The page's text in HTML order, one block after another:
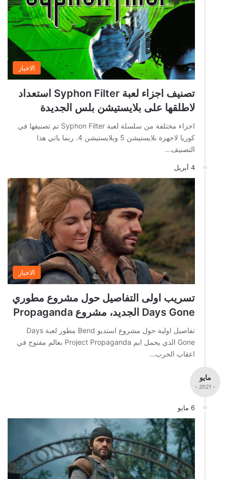
الاخبار
تصنيف اجزاء لعبة Syphon Filter استعداد
لاطلقها على بلايستيشن بلس الجديدة
اجزاء مختلفة من سلسلة لعبة Syphon Filter تم تصنيفها في
كوريا لاجهزة بلايستيشن 5 وبلايستيشن 4. ربما ياتي هذا
التصنيف…
4 أبريل
الاخبار
تسريب اولى التفاصيل حول مشروع مطوري
Days Gone الجديد، مشروع Propaganda
تفاصيل اولية حول مشروع استديو Bend مطور لعبة Days
Gone الذي يحمل ايم Project Propaganda بعالم مفتوح في
اعقاب الحرب…
مايو
- 2021 -
6 مايو